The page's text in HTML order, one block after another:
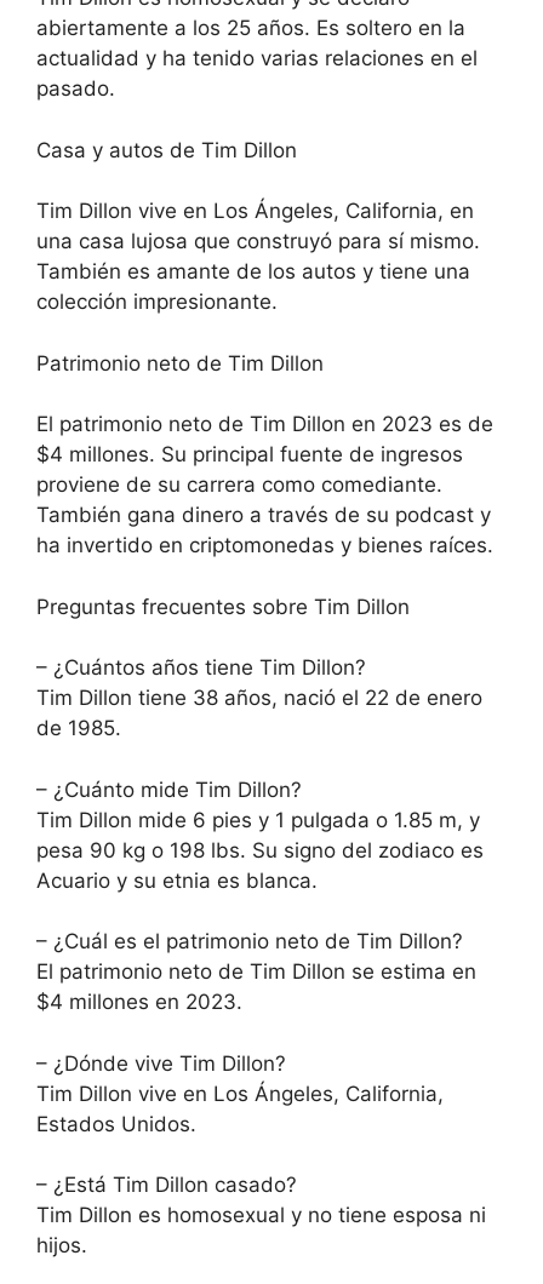
abiertamente a los 25 años. Es soltero en la
actualidad y ha tenido varias relaciones en el
pasado.
Casa y autos de Tim Dillon
Tim Dillon vive en Los Ángeles, California, en
una casa lujosa que construyó para sí mismo.
También es amante de los autos y tiene una
colección impresionante.
Patrimonio neto de Tim Dillon
El patrimonio neto de Tim Dillon en 2023 es de
$4 millones. Su principal fuente de ingresos
proviene de su carrera como comediante.
También gana dinero a través de su podcast y
ha invertido en criptomonedas y bienes raíces.
Preguntas frecuentes sobre Tim Dillon
– ¿Cuántos años tiene Tim Dillon?
Tim Dillon tiene 38 años, nació el 22 de enero
de 1985.
– ¿Cuánto mide Tim Dillon?
Tim Dillon mide 6 pies y 1 pulgada o 1.85 m, y
pesa 90 kg o 198 lbs. Su signo del zodiaco es
Acuario y su etnia es blanca.
– ¿Cuál es el patrimonio neto de Tim Dillon?
El patrimonio neto de Tim Dillon se estima en
$4 millones en 2023.
– ¿Dónde vive Tim Dillon?
Tim Dillon vive en Los Ángeles, California,
Estados Unidos.
– ¿Está Tim Dillon casado?
Tim Dillon es homosexual y no tiene esposa ni
hijos.